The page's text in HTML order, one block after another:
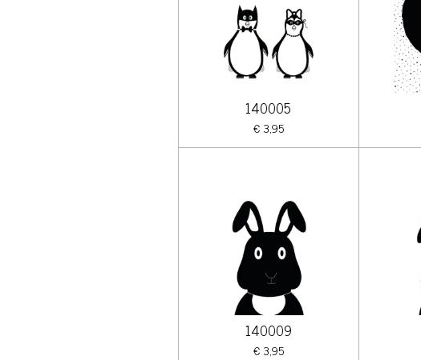
140005
€ 3,95
140009
€ 3,95